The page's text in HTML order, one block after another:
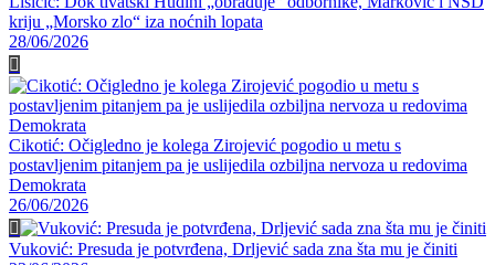
kriju „Morsko zlo“ iza noćnih lopata
28/06/2026
Cikotić: Očigledno je kolega Zirojević pogodio u metu s
postavljenim pitanjem pa je uslijedila ozbiljna nervoza u redovima
Demokrata
26/06/2026
Vuković: Presuda je potvrđena, Drljević sada zna šta mu je činiti